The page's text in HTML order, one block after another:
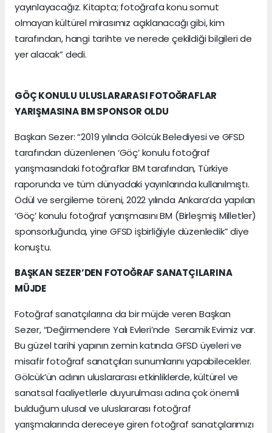
yayınlayacağız. Kitapta; fotoğrafa konu somut
olmayan kültürel mirasımız açıklanacağı gibi, kim
tarafından, hangi tarihte ve nerede çekildiği bilgileri de
yer alacak” dedi.
GÖÇ KONULU ULUSLARARASI FOTOĞRAFLAR
YARIŞMASINA BM SPONSOR OLDU
Başkan Sezer: “2019 yılında Gölcük Belediyesi ve GFSD
tarafından düzenlenen ‘Göç’ konulu fotoğraf
yarışmasındaki fotoğraflar BM tarafından, Türkiye
raporunda ve tüm dünyadaki yayınlarında kullanılmıştı.
Ödül ve sergileme töreni, 2022 yılında Ankara’da yapılan
‘Göç’ konulu fotoğraf yarışmasını BM (Birleşmiş Milletler)
sponsorluğunda, yine GFSD işbirliğiyle düzenledik” diye
konuştu.
BAŞKAN SEZER’DEN FOTOĞRAF SANATÇILARINA
MÜJDE
Fotoğraf sanatçılarına da bir müjde veren Başkan
Sezer, “Değirmendere Yalı Evleri’nde Seramik Evimiz var.
Bu güzel tarihi yapının zemin katında GFSD üyeleri ve
misafir fotoğraf sanatçıları sunumlarını yapabilecekler.
Gölcük’ün adının uluslararası etkinliklerde, kültürel ve
sanatsal faaliyetlerle duyurulması adına çok önemli
bulduğum ulusal ve uluslararası fotoğraf
yarışmalarında dereceye giren fotoğraf sanatçılarımızı